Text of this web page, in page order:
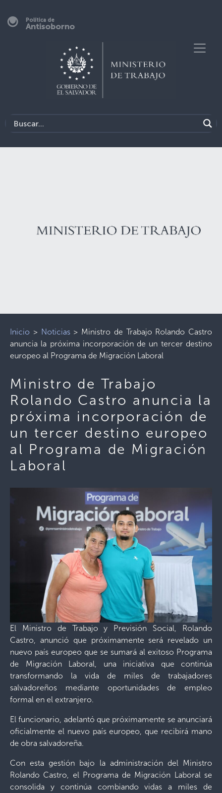
Política de
Antisoborno
Inicio > Noticias> Ministro de Trabajo Rolando Castro
anuncia la próxima incorporación de un tercer destino
europeo al Programa de Migración Laboral
Ministro de Trabajo
Rolando Castro anuncia la
próxima incorporación de
un tercer destino europeo
al Programa de Migración
Laboral
El Ministro de Trabajo y Previsión Social, Rolando
Castro, anunció que próximamente será revelado un
nuevo país europeo que se sumará al exitoso Programa
de Migración Laboral, una iniciativa que continúa
transformando la vida de miles de trabajadores
salvadoreños mediante oportunidades de empleo
formal en el extranjero.
El funcionario, adelantó que próximamente se anunciará
oficialmente el nuevo país europeo, que recibirá mano
de obra salvadoreña.
Con esta gestión bajo la administración del Ministro
Rolando Castro, el Programa de Migración Laboral se
consolida y continúa combiando vidas a miles de